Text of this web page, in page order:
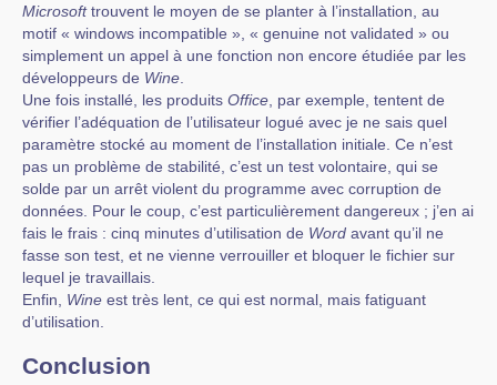
Microsofttrouvent le moyen de se planter à l’installation, au
motif « windows incompatible », « genuine not validated » ou
simplement un appel à une fonction non encore étudiée par les
développeurs de Wine
Une fois installé, les produits Office , par exemple, tentent de
vérifier l’adéquation de l’utilisateur logué avec je ne sais quel
paramètre stocké au moment de l’installation initiale. Ce n’est
pas un problème de stabilité, c’est un test volontaire, qui se
solde par un arrêt violent du programme avec corruption de
données. Pour le coup, c’est particulièrement dangereux ; j’en ai
fais le frais : cinq minutes d’utilisation de Word avant qu’il ne
fasse son test, et ne vienne verrouiller et bloquer le fichier sur
lequel je travaillais.
Enfin, Wine est très lent, ce qui est normal, mais fatiguant
d’utilisation.
Conclusion